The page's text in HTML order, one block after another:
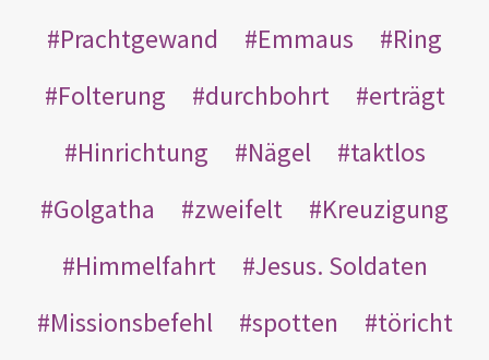
Prachtgewand
Emmaus
Ring
Folterung
durchbohrt
erträgt
Hinrichtung
Nägel
taktlos
Golgatha
zweifelt
Kreuzigung
Himmelfahrt
Jesus. Soldaten
Missionsbefehl
spotten
töricht